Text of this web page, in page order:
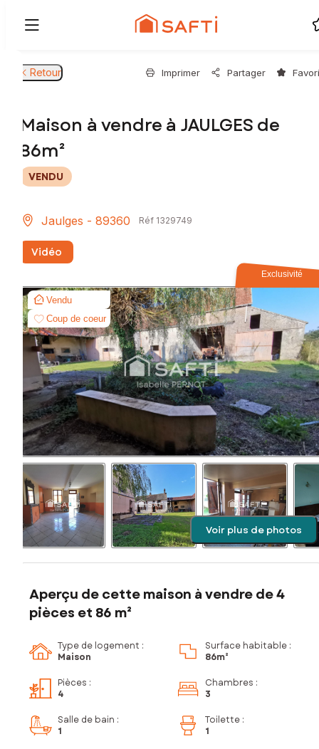
Retour Imprimer Partager
Maison à vendre à JAULGES de
86m²
VENDU
Jaulges - 89360 Réf 1329749
Vidéo
Exclusivité
Vendu
Coup de coeur
Voir plus de photos
Aperçu de cette maison à vendre de 4
pièces et 86 m²
Type de logement :
Maison
Surface habitable :
86m²
Pièces :
4
Chambres :
3
Salle de bain :
1
Toilette :
1